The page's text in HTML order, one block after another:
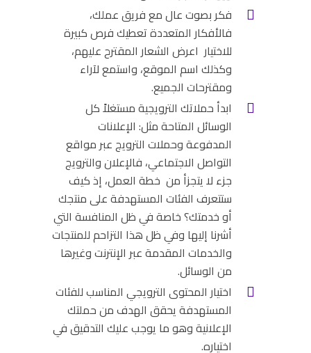
فكر بصوت عال مع فريق عملك،
فالأفكار المتعددة تعطيك فرص كبيرة
للاختيار اعرض الشعار المقترح عليهم،
وكذلك اسم الموقع، واستمع لآراء
ومقترحات الجميع.
ابدأ حملاتك الترويجية مستغلاً كل
الوسائل المتاحة مثل: الإعلانات
المدفوعة وحملات الترويج عبر مواقع
التواصل الاجتماعي، فالإعلان والترويج
جزء لا يتجزأ من خطة العمل، إذ كيف
ستتعرف الفئات المستهدفة على منتجك
أو خدمتك؟ خاصة في ظل المنافسة التي
أشرنا إليها وفي ظل هذا التزاحم للمنتجات
والخدمات المقدمة عبر الإنترنت وغيرها
من الوسائل.
اختيار المحتوى الترويجي المناسب للفئات
المستهدفة يحقق الهدف من حملتك
الإعلانية وهو ما يوجب عليك التدقيق في
اختياره.